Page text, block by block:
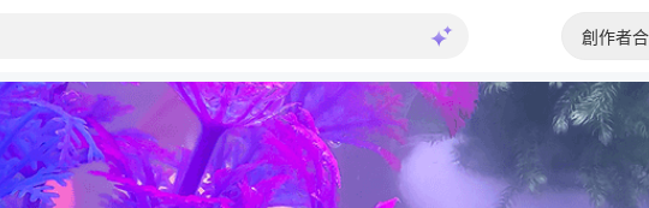
創作者